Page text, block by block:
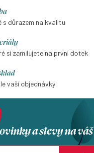
s důrazem na kvalitu
si zamilujete na první dotek
vaší objednávky
a slevy na